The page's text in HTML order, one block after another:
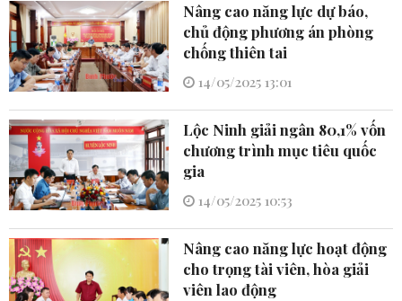
Nâng cao năng lực dự báo,
chủ động phương án phòng
chống thiên tai
14/05/2025 13:01
Lộc Ninh giải ngân 80,1% vốn
chương trình mục tiêu quốc
gia
14/05/2025 10:53
Nâng cao năng lực hoạt động
cho trọng tài viên, hòa giải
viên lao động